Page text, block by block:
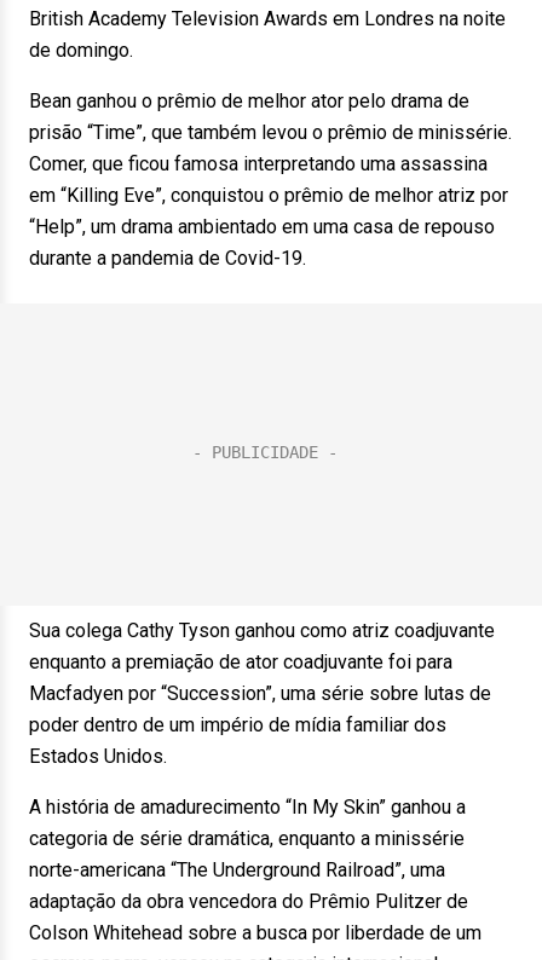
British Academy Television Awards em Londres na noite
de domingo.
Bean ganhou o prêmio de melhor ator pelo drama de
prisão “Time”, que também levou o prêmio de minissérie.
Comer, que ficou famosa interpretando uma assassina
em “Killing Eve”, conquistou o prêmio de melhor atriz por
“Help”, um drama ambientado em uma casa de repouso
durante a pandemia de Covid-19.
Sua colega Cathy Tyson ganhou como atriz coadjuvante
enquanto a premiação de ator coadjuvante foi para
Macfadyen por “Succession”, uma série sobre lutas de
poder dentro de um império de mídia familiar dos
Estados Unidos.
A história de amadurecimento “In My Skin” ganhou a
categoria de série dramática, enquanto a minissérie
norte-americana “The Underground Railroad”, uma
adaptação da obra vencedora do Prêmio Pulitzer de
Colson Whitehead sobre a busca por liberdade de um